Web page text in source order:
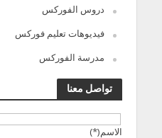
دروس الفوركس
فيديوهات تعليم فوركس
مدرسة الفوركس
تواصل معنا
الاسم(*)